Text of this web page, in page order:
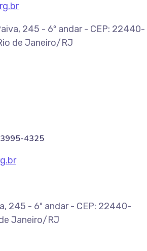
245 - 6º andar - CEP: 22440-
de Janeiro/RJ
4325
245 - 6º andar - CEP: 22440-
Janeiro/RJ